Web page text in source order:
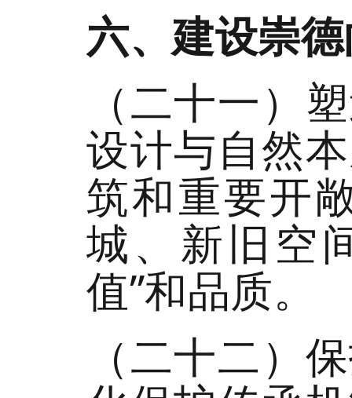
六、建设崇
（二十一）
设计与自然
筑和重要开
城、新旧空
值”和品质。
（二十二）